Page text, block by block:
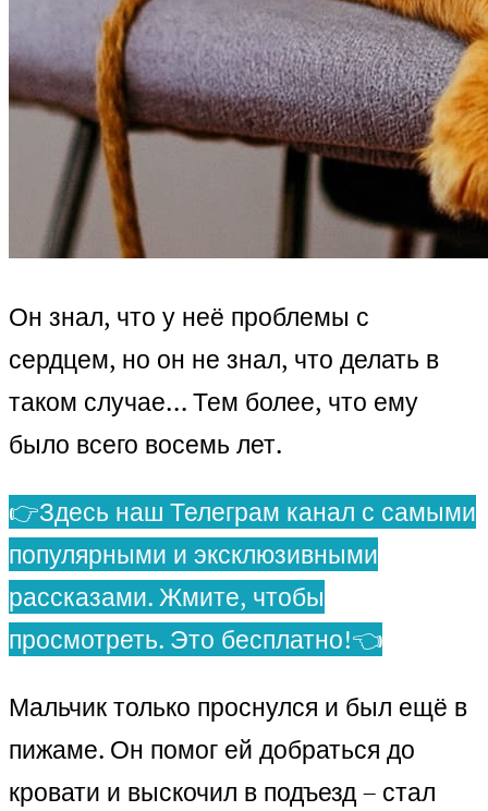
Он знал, что у неё проблемы с
сердцем, но он не знал, что делать в
таком случае… Тем более, что ему
было всего восемь лет.
👉Здесь наш Телеграм канал с самыми
популярными и эксклюзивными
рассказами. Жмите, чтобы
просмотреть. Это бесплатно!👈
Мальчик только проснулся и был ещё в
пижаме. Он помог ей добраться до
кровати и выскочил в подъезд – стал